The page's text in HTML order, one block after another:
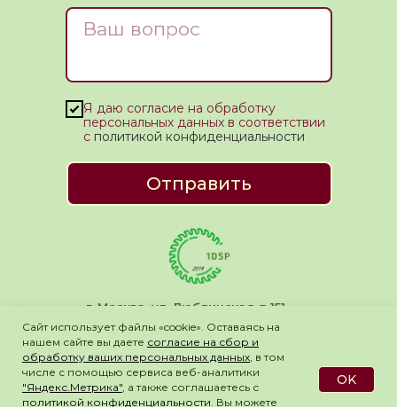
Скачать
бланк
г. Москва, ул. Люблинская д 151,
тел.:8 (800) 555-81-51, +7 (985)739-99-
09
email:info@dsp1.ru
Ваш вопрос
Я даю согласие на обработку
персональных данных в соответствии
с политикой конфиденциальности
Отправить
Ⓒ ООО "МЕБЗАВОД" 2025
Сайт использует файлы «cookie». Оставаясь на
нашем сайте вы даете согласие на сбор и
обработку ваших персональных данных, в том
числе с помощью сервиса веб-аналитики
"Яндекс.Метрика", а также соглашаетесь с
политикой конфиденциальности. Вы можете
OK